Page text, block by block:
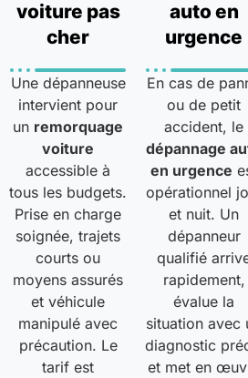
voiture pas
cher
Une dépanneuse
intervient pour
un remorquage
voiture
accessible à
tous les budgets.
Prise en charge
soignée, trajets
courts ou
moyens assurés
et véhicule
manipulé avec
précaution. Le
tarif est
auto en
urgence
En cas de
ou de petit
accident, le
dépannage
en urgence
opérationnel
et nuit. Un
dépanneur
qualifié
rapidement,
évalue la
situation avec
diagnostic
et met en